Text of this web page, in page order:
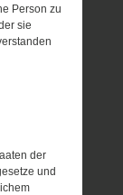
Person zu
sie
der
und